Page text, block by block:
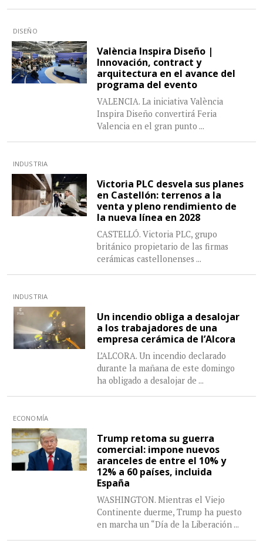
DISEÑO
València Inspira Diseño |
Innovación, contract y
arquitectura en el avance del
programa del evento
VALENCIA. La iniciativa València
Inspira Diseño convertirá Feria
Valencia en el gran punto ...
INDUSTRIA
Victoria PLC desvela sus planes
en Castellón: terrenos a la
venta y pleno rendimiento de
la nueva línea en 2028
CASTELLÓ. Victoria PLC, grupo
británico propietario de las firmas
cerámicas castellonenses ...
INDUSTRIA
Un incendio obliga a desalojar
a los trabajadores de una
empresa cerámica de l’Alcora
L’ALCORA. Un incendio declarado
durante la mañana de este domingo
ha obligado a desalojar de ...
ECONOMÍA
Trump retoma su guerra
comercial: impone nuevos
aranceles de entre el 10% y
12% a 60 países, incluida
España
WASHINGTON. Mientras el Viejo
Continente duerme, Trump ha puesto
en marcha un “Día de la Liberación ...